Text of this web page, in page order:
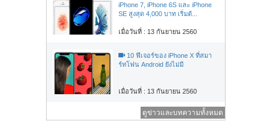
iPhone 7, iPhone 6S และ iPhone
SE สูงสุด 4,000 บาท เริ่มต้...
เมื่อวันที่ : 13 กันยายน 2560
10 ฟีเจอร์ของ iPhone X ที่สมา
ร์ทโฟน Android ยังไม่มี
เมื่อวันที่ : 13 กันยายน 2560
ดูข่าวและบทความทั้งหมด